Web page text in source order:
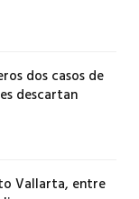
dos casos de
descartan
Vallarta, entre